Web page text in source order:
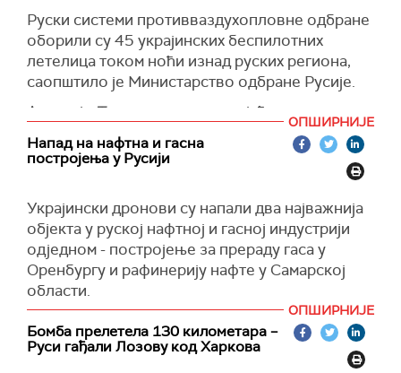
(Bild)
(Украјинска правда)
Руски системи противваздухопловне одбране
оборили су 45 украјинских беспилотних
летелица током ноћи изнад руских региона,
саопштило је Министарство одбране Русије.
Агенција
Тас
преноси, позивајући се руске
безбедносне агенције, да су лансирајући
полигон вишецевног ракетног система
ХИМАРС и један вод припадника украјинских
Владимировке у Черниговском сектору.
(Тас, Танјуг)
ОПШИРНИЈЕ
Напад на нафтна и гасна
постројења у Русији
Украјински дронови су напали два најважнија
објекта у руској нафтној и гасној индустрији
одједном - постројење за прераду гаса у
Оренбургу и рафинерију нафте у Самарској
области.
Конкретно, пожар је избио у постројењу за
прераду гаса у Оренбургу након напада
дроном.
ОПШИРНИЈЕ
Бомба прелетела 130 километара –
Руси гађали Лозову код Харкова